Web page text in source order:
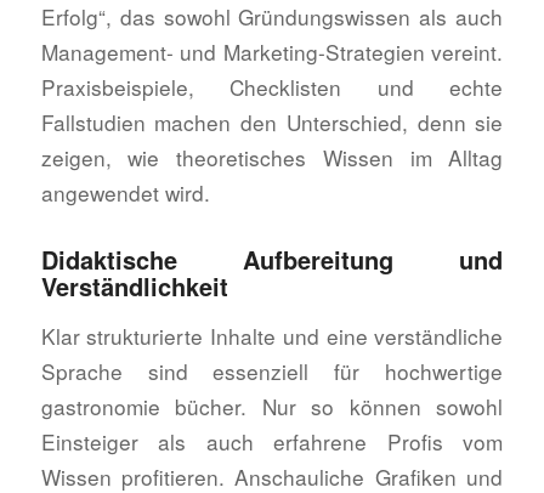
Erfolg“, das sowohl Gründungswissen als auch
Management- und Marketing-Strategien vereint.
Praxisbeispiele, Checklisten und echte
Fallstudien machen den Unterschied, denn sie
zeigen, wie theoretisches Wissen im Alltag
angewendet wird.
Didaktische Aufbereitung und
Verständlichkeit
Klar strukturierte Inhalte und eine verständliche
Sprache sind essenziell für hochwertige
gastronomie bücher. Nur so können sowohl
Einsteiger als auch erfahrene Profis vom
Wissen profitieren. Anschauliche Grafiken und